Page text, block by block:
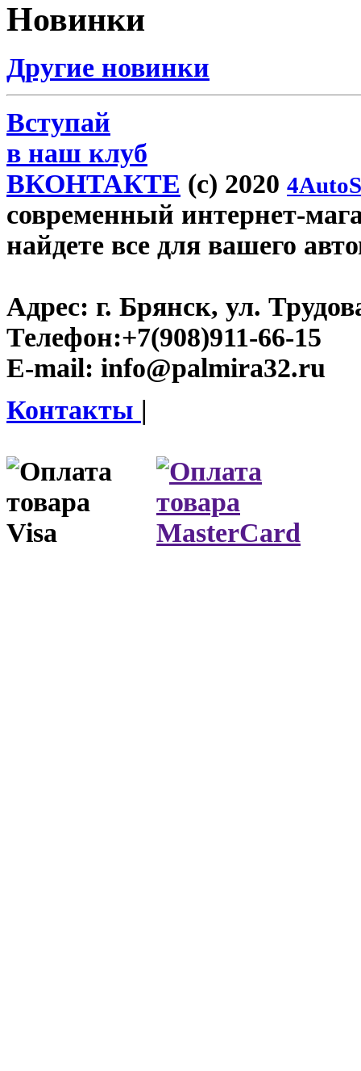
Новинки
Другие новинки
Вступай
в наш клуб
ВКОНТАКТЕ (c) 2020
современный интернет-
найдете все для вашего
Адрес: г. Брянск, ул.
Телефон:+7(908)911-66-15
E-mail: info@palmira32.ru
Контакты